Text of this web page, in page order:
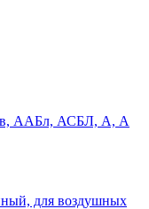
ААБл, АСБЛ, А, А
для воздушных